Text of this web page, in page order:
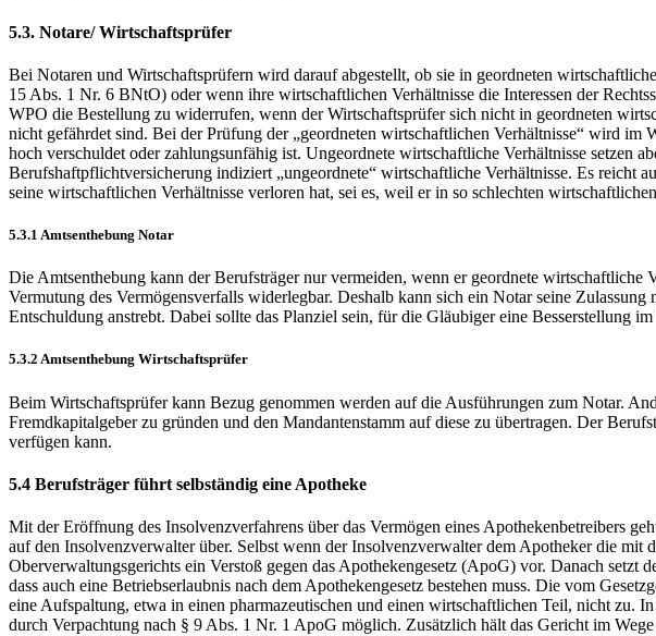
5.3. Notare/ Wirtschaftsprüfer
Bei Notaren und Wirtschaftsprüfern wird darauf abgestellt, ob sie in geordneten
15 Abs. 1 Nr. 6 BNtO) oder wenn ihre wirtschaftlichen Verhältnisse die Interessen der
WPO die Bestellung zu widerrufen, wenn der Wirtschaftsprüfer sich nicht in geordneten
nicht gefährdet sind. Bei der Prüfung der „geordneten wirtschaftlichen Verhältnisse“ wird
hoch verschuldet oder zahlungsunfähig ist. Ungeordnete wirtschaftliche Verhältnisse
Berufshaftpflichtversicherung indiziert „ungeordnete“ wirtschaftliche Verhältnisse. Es reicht
seine wirtschaftlichen Verhältnisse verloren hat, sei es, weil er in so schlechten
5.3.1 Amtsenthebung Notar
Die Amtsenthebung kann der Berufsträger nur vermeiden, wenn er geordnete
Vermutung des Vermögensverfalls widerlegbar. Deshalb kann sich ein Notar seine
Entschuldung anstrebt. Dabei sollte das Planziel sein, für die Gläubiger eine Besserstellung
5.3.2 Amtsenthebung Wirtschaftsprüfer
Beim Wirtschaftsprüfer kann Bezug genommen werden auf die Ausführungen zum Notar.
Fremdkapitalgeber zu gründen und den Mandantenstamm auf diese zu übertragen. Der
verfügen kann.
5.4 Berufsträger führt selbständig eine Apotheke
Mit der Eröffnung des Insolvenzverfahrens über das Vermögen eines Apothekenbetreibers
auf den Insolvenzverwalter über. Selbst wenn der Insolvenzverwalter dem Apotheker die
Oberverwaltungsgerichts ein Verstoß gegen das Apothekengesetz (ApoG) vor. Danach
dass auch eine Betriebserlaubnis nach dem Apothekengesetz bestehen muss. Die vom
eine Aufspaltung, etwa in einen pharmazeutischen und einen wirtschaftlichen Teil, nicht zu.
durch Verpachtung nach § 9 Abs. 1 Nr. 1 ApoG möglich. Zusätzlich hält das Gericht im